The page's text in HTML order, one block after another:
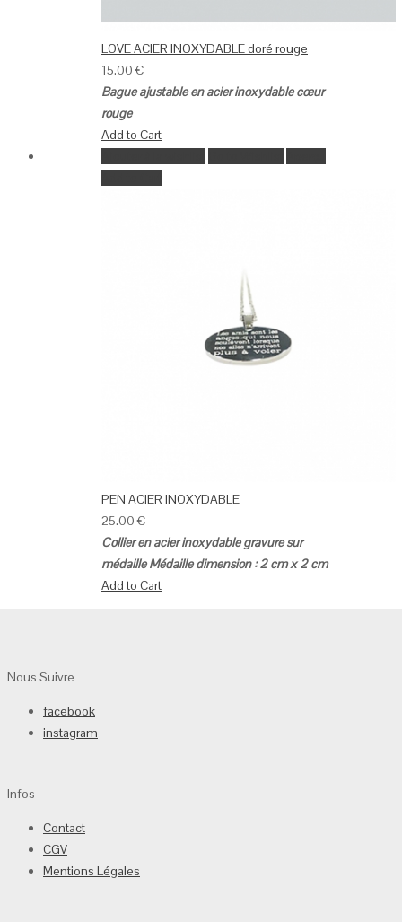
LOVE ACIER INOXYDABLE doré rouge
15.00€
Bague ajustable en acier inoxydable cœur
rouge
Add to Cart
PEN ACIER INOXYDABLE
25.00€
Collier en acier inoxydable gravure sur
médaille Médaille dimension : 2 cm x 2 cm
Add to Cart
Nous Suivre
facebook
instagram
Infos
Contact
CGV
Mentions Légales